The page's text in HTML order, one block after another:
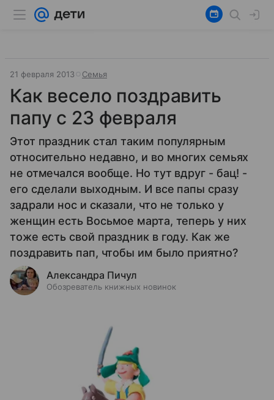
21 февраля 2013 Семья
Как весело поздравить
папу с 23 февраля
Этот праздник стал таким популярным
относительно недавно, и во многих семьях
не отмечался вообще. Но тут вдруг - бац! -
его сделали выходным. И все папы сразу
задрали нос и сказали, что не только у
женщин есть Восьмое марта, теперь у них
тоже есть свой праздник в году. Как же
поздравить пап, чтобы им было приятно?
Александра Пичул
Обозреватель книжных новинок